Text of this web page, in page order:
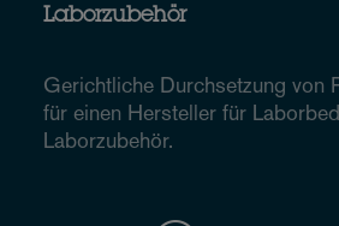
Laborzubehör
Gerichtliche Durchsetzung von
für einen Hersteller für
Laborzubehör.